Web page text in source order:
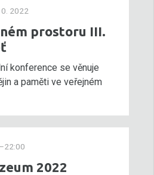
2022
prostoru III.
konference se věnuje
a paměti ve veřejném
2022